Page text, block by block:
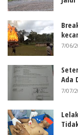
7/06/
Ada
7/07/